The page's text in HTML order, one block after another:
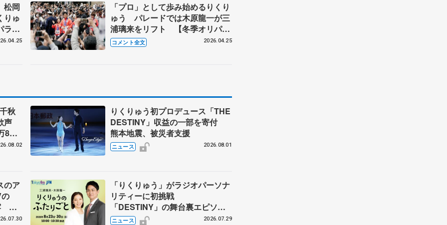
松岡
りゅ
ラパ
「プロ」として歩み始めるりくり
ゅう パレードでは木原龍一が三
浦璃来をリフト 【冬季オリパラ
パレード】
コメント全文 2026.04.25
秋
声
8千
る
りくりゅう初プロデュース「THE
DESTINY」収益の一部を寄付
熊本地震、被災者支援
ニュース 2026.08.01
のア
ハ
ンバ
「りくりゅう」がラジオパーソナ
リティーに初挑戦
「DESTINY」の舞台裏エピソー
ドも
ニュース 2026.07.29